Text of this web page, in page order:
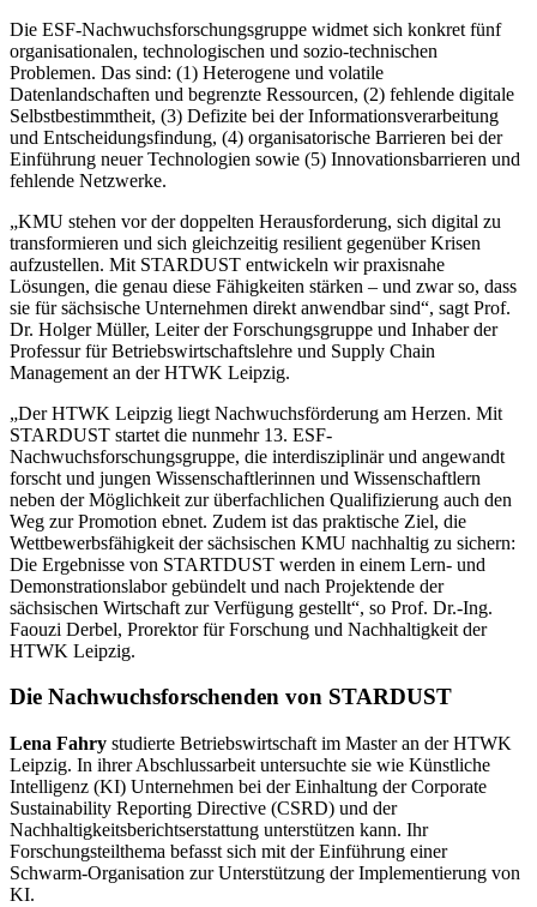
Die ESF-Nachwuchsforschungsgruppe widmet sich konkret fünf
organisationalen, technologischen und sozio-technischen
Problemen. Das sind: (1) Heterogene und volatile
Datenlandschaften und begrenzte Ressourcen, (2) fehlende digitale
Selbstbestimmtheit, (3) Defizite bei der Informationsverarbeitung
und Entscheidungsfindung, (4) organisatorische Barrieren bei der
Einführung neuer Technologien sowie (5) Innovationsbarrieren und
fehlende Netzwerke.
„KMU stehen vor der doppelten Herausforderung, sich digital zu
transformieren und sich gleichzeitig resilient gegenüber Krisen
aufzustellen. Mit STARDUST entwickeln wir praxisnahe
Lösungen, die genau diese Fähigkeiten stärken – und zwar so, dass
sie für sächsische Unternehmen direkt anwendbar sind“, sagt Prof.
Dr. Holger Müller, Leiter der Forschungsgruppe und Inhaber der
Professur für Betriebswirtschaftslehre und Supply Chain
Management an der HTWK Leipzig.
„Der HTWK Leipzig liegt Nachwuchsförderung am Herzen. Mit
STARDUST startet die nunmehr 13. ESF-
Nachwuchsforschungsgruppe, die interdisziplinär und angewandt
forscht und jungen Wissenschaftlerinnen und Wissenschaftlern
neben der Möglichkeit zur überfachlichen Qualifizierung auch den
Weg zur Promotion ebnet. Zudem ist das praktische Ziel, die
Wettbewerbsfähigkeit der sächsischen KMU nachhaltig zu sichern:
Die Ergebnisse von STARTDUST werden in einem Lern- und
Demonstrationslabor gebündelt und nach Projektende der
sächsischen Wirtschaft zur Verfügung gestellt“, so Prof. Dr.-Ing.
Faouzi Derbel, Prorektor für Forschung und Nachhaltigkeit der
HTWK Leipzig.
Die Nachwuchsforschenden von STARDUST
Lena Fahry studierte Betriebswirtschaft im Master an der HTWK
Leipzig. In ihrer Abschlussarbeit untersuchte sie wie Künstliche
Intelligenz (KI) Unternehmen bei der Einhaltung derCorporate
Sustainability Reporting Directive (CSRD) und der
Nachhaltigkeitsberichtserstattung unterstützen kann. Ihr
Forschungsteilthema befasst sich mit der Einführung einer
Schwarm-Organisation zur Unterstützung der Implementierung von
KI.